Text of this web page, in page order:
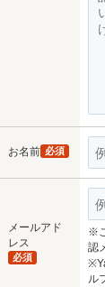
お名前 必須
メールアド
レス
必須
※
認
ル